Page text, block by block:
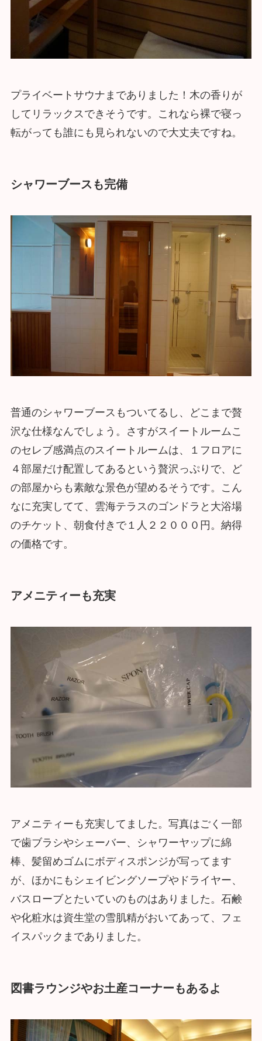
プライベートサウナまでありました！木の香りが
してリラックスできそうです。これなら裸で寝っ
転がっても誰にも見られないので大丈夫ですね。
シャワーブースも完備
普通のシャワーブースもついてるし、どこまで贅
沢な仕様なんでしょう。さすがスイートルームこ
のセレブ感満点のスイートルームは、１フロアに
４部屋だけ配置してあるという贅沢っぷりで、ど
の部屋からも素敵な景色が望めるそうです。こん
なに充実してて、雲海テラスのゴンドラと大浴場
のチケット、朝食付きで１人２２０００円。納得
の価格です。
アメニティーも充実
アメニティーも充実してました。写真はごく一部
で歯ブラシやシェーバー、シャワーヤップに綿
棒、髪留めゴムにボディスポンジが写ってます
が、ほかにもシェイビングソープやドライヤー、
バスローブとたいていのものはありました。石鹸
や化粧水は資生堂の雪肌精がおいてあって、フェ
イスパックまでありました。
図書ラウンジやお土産コーナーもあるよ